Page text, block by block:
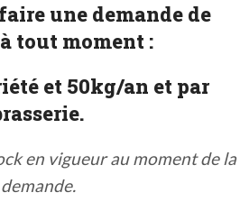
une demande de
tout moment :
et 50kg/an et par
en vigueur au moment de la
demande.